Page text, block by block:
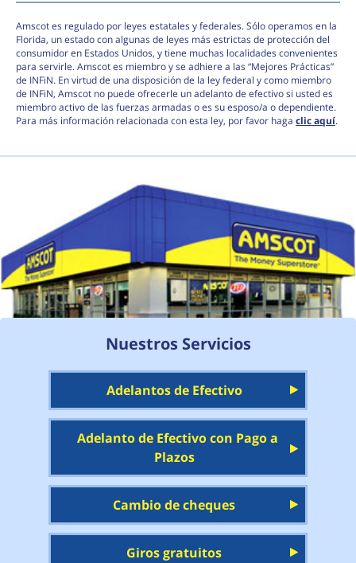
Amscot es regulado por leyes estatales y federales. Sólo operamos en la
Florida, un estado con algunas de leyes más estrictas de protección del
consumidor en Estados Unidos, y tiene muchas localidades convenientes
para servirle. Amscot es miembro y se adhiere a las “Mejores Prácticas”
de INFiN. En virtud de una disposición de la ley federal y como miembro
de INFiN, Amscot no puede ofrecerle un adelanto de efectivo si usted es
miembro activo de las fuerzas armadas o es su esposo/a o dependiente.
Para más información relacionada con esta ley, por favor haga clic aquí.
Nuestros Servicios
Adelantos de Efectivo
Adelanto de Efectivo con Pago a
Plazos
Cambio de cheques
Giros gratuitos